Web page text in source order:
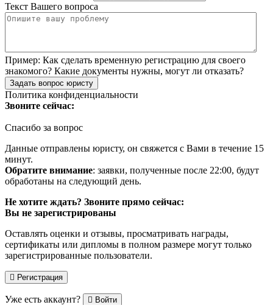
Текст Вашего вопроса
Пример: Как сделать временную регистрацию для своего
знакомого? Какие документы нужны, могут ли отказать?
Задать вопрос юристу
Политика конфиденциальности
Звоните сейчас:
Спасибо за вопрос
Данные отправлены юристу, он свяжется с Вами в течение 15
минут.
Обратите внимание: заявки, полученные после 22:00, будут
обработаны на следующий день.
Не хотите ждать? Звоните прямо сейчас:
Вы не зарегистрированы
Оставлять оценки и отзывы, просматривать награды,
сертификаты или дипломы в полном размере могут только
зарегистрированные пользователи.
Регистрация
Уже есть аккаунт? Войти